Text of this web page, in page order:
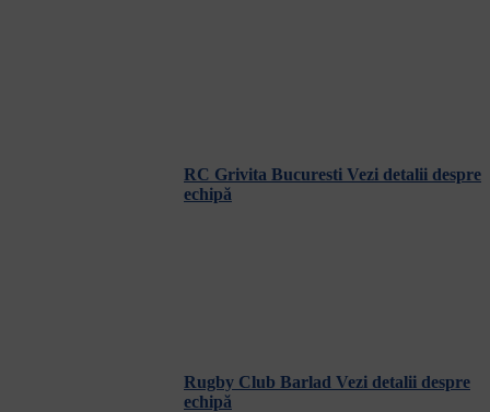
RC Grivita Bucuresti Vezi detalii despre
echipă
Rugby Club Barlad Vezi detalii despre
echipă